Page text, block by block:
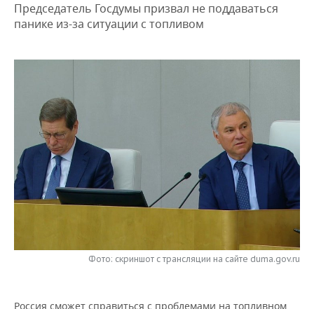
КОРОЛИ ГОСЗАКАЗА ПФО
ТАТАРСТАНА
ФИНАНСЫ
ИНВЕСТИЦИИ
НОВОСТИ
ПРОМЫШЛЕННОСТИ
АГРОПРОМ
НЕФТЕХИМИЯ
НЕФТЬ
ОПК
НЕДВИЖИМОСТЬ
НОВОСТИ БИЗНЕСА
РОЗНИЧНАЯ ТОРГОВЛЯ
ТРАНСПОРТ
УСЛУГИ
ТЕХНОЛОГИИ
НОВОСТИ ТЕХНОЛОГИЙ
IT
МЕДИА
МЕРОПРИЯТИЯ
НОВОСТИ МЕРОПРИЯТИЙ
ВЫЕЗДНАЯ РЕДАКЦИЯ
ОТКРЫТАЯ ЛЕКЦИЯ
СПОРТ
НОВОСТИ СПОРТА
БАСКЕТБОЛ
ОБЩЕСТВО
ИНФРАСТРУКТУРА
СПРАВОЧНИК
Председатель Госдумы призвал не поддаваться
панике из-за ситуации с топливом
Фото: скриншот с трансляции на сайте duma.gov.ru
Россия сможет справиться с проблемами на топливном